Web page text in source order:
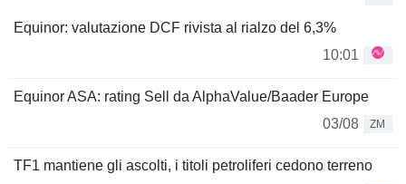
Equinor: valutazione DCF rivista al rialzo del 6,3%
10:01
Equinor ASA: rating Sell da AlphaValue/Baader Europe
03/08
ZM
TF1 mantiene gli ascolti, i titoli petroliferi cedono terreno